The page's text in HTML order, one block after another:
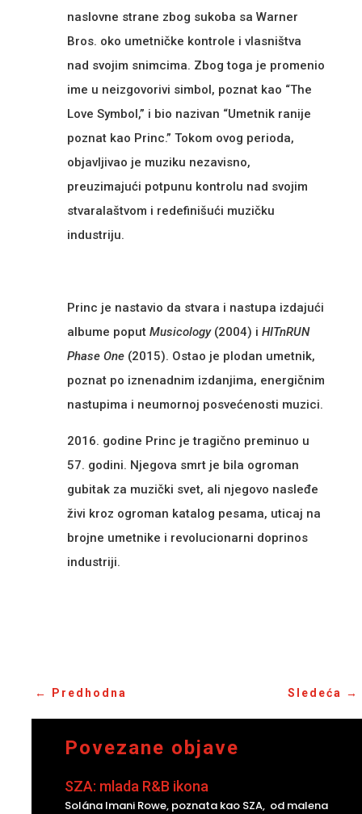
naslovne strane zbog sukoba sa Warner
Bros. oko umetničke kontrole i vlasništva
nad svojim snimcima. Zbog toga je promenio
ime u neizgovorivi simbol, poznat kao “The
Love Symbol,” i bio nazivan “Umetnik ranije
poznat kao Princ.” Tokom ovog perioda,
objavljivao je muziku nezavisno,
preuzimajući potpunu kontrolu nad svojim
stvaralaštvom i redefinišući muzičku
industriju.
Princ je nastavio da stvara i nastupa izdajući
albume poputMusicology(2004) iHITnRUN
Phase One (2015). Ostao je plodan umetnik,
poznat po iznenadnim izdanjima, energičnim
nastupima i neumornoj posvećenosti muzici.
2016. godine Princ je tragično preminuo u
57. godini. Njegova smrt je bila ogroman
gubitak za muzički svet, ali njegovo nasleđe
živi kroz ogroman katalog pesama, uticaj na
brojne umetnike i revolucionarni doprinos
industriji.
← Predhodna Sledeća →
Povezane objave
SZA: mlada R&B ikona
Solána Imani Rowe, poznata kao SZA, od malena